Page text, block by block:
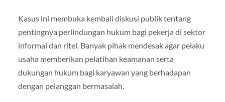
Kasus ini membuka kembali diskusi publik tentang
pentingnya perlindungan hukum bagi pekerja di sektor
informal dan ritel. Banyak pihak mendesak agar pelaku
usaha memberikan pelatihan keamanan serta
dukungan hukum bagi karyawan yang berhadapan
dengan pelanggan bermasalah.